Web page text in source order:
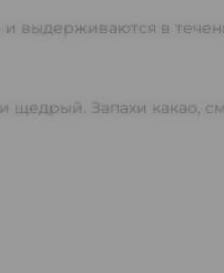
и выдерживаются в
щедрый. Запахи какао,